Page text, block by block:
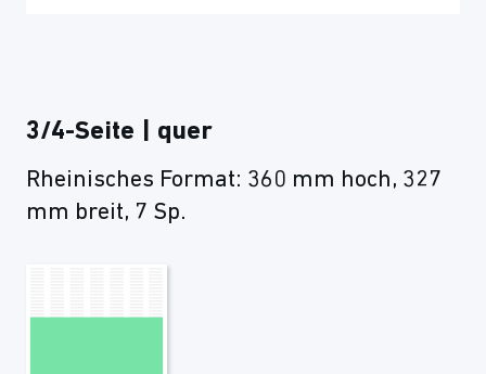
3/4-Seite | quer
Rheinisches Format: 360 mm hoch, 327
mm breit, 7 Sp.